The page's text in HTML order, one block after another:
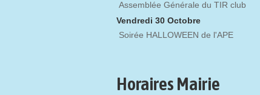
Assemblée Générale du TIR club
Vendredi 30 Octobre
Soirée HALLOWEEN de l'APE
Horaires Mairie